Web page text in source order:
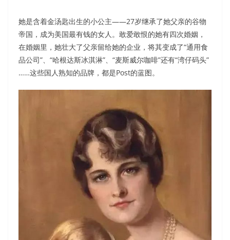
她是含着金汤匙出生的小公主——27岁继承了她父亲的谷物
帝国，成为美国最有钱的女人。敢爱敢恨的她有四次婚姻，
在婚姻里，她壮大了父亲留给她的企业，将其变成了“通用食
品公司”、“哈根达斯冰淇淋”、“麦斯威尔咖啡”还有“湾仔码头”
……这些国人熟知的品牌，都是Post的蓝图。